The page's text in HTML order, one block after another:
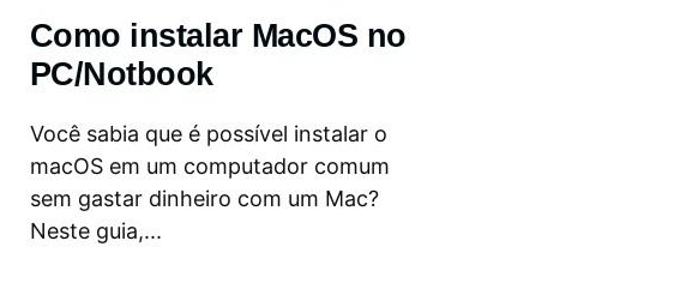
Como instalar MacOS no
PC/Notbook
Você sabia que é possível instalar o
macOS em um computador comum
sem gastar dinheiro com um Mac?
Neste guia,...